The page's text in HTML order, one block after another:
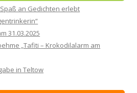
an Gedichten erlebt
31.03.2025
„Tafiti – Krokodilalarm am
in Teltow